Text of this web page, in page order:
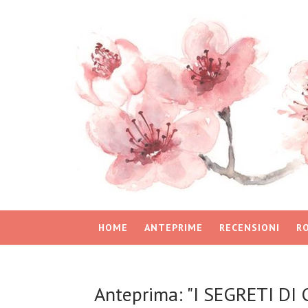
HOME ANTEPRIME RECENSIONI
Anteprima: "I SEGRETI DI